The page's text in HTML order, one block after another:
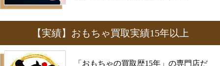
【実績】おもちゃ買取実績15年以上
「おもちゃの買取歴15年」の専門店だ